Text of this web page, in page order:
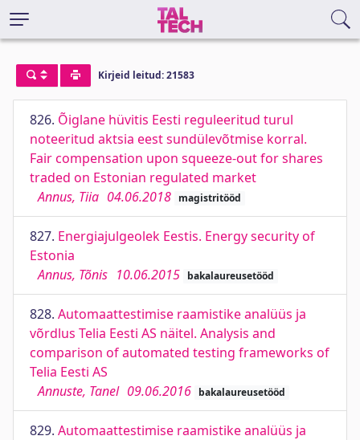
Kirjeid leitud: 21583
826. Õiglane hüvitis Eesti reguleeritud turul
noteeritud aktsia eest sundülevõtmise korral.
Fair compensation upon squeeze-out for shares
traded on Estonian regulated market
Annus, Tiia 04.06.2018 magistritööd
827. Energiajulgeolek Eestis. Energy security of
Estonia
Annus, Tõnis 10.06.2015 bakalaureusetööd
828. Automaattestimise raamistike analüüs ja
võrdlus Telia Eesti AS näitel. Analysis and
comparison of automated testing frameworks of
Telia Eesti AS
Annuste, Tanel 09.06.2016 bakalaureusetööd
829. Automaattestimise raamistike analüüs ja